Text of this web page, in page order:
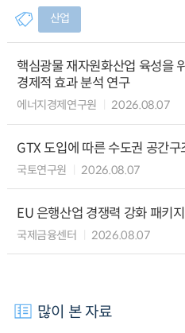
산업
핵심광물 재자원화산업 육성을
경제적 효과 분석 연구
에너지경제연구원 2026.08.07
GTX 도입에 따른 수도권 공간
국토연구원 2026.08.07
EU 은행산업 경쟁력 강화 패키
국제금융센터 2026.08.07
많이 본 자료